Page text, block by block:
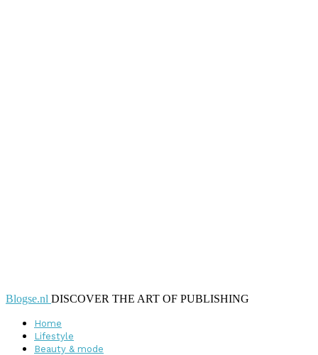
Blogse.nl DISCOVER THE ART OF PUBLISHING
Home
Lifestyle
Beauty & mode